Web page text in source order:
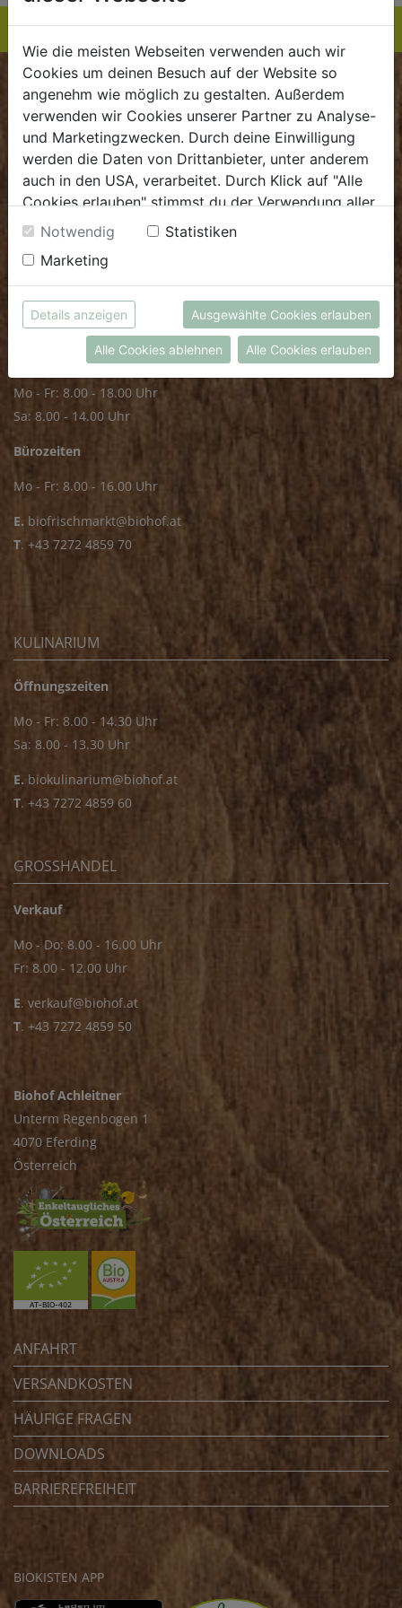
BIOKISTE
Kundenservice
Mo - Do: 8.00 - 16.00 Uhr
Fr: 8.00 - 15.00 Uhr
.dieBiokiste@biohof.at
.+43 7272 2597
FRISCHMARKT
Öffnungszeiten
Mo - Fr: 8.00 - 18.00 Uhr
Sa: 8.00 - 14.00 Uhr
Bürozeiten
Mo - Fr: 8.00 - 16.00 Uhr
E. biofrischmarkt@biohof.at
T. +43 7272 4859 70
KULINARIUM
Öffnungszeiten
Mo - Fr: 8.00 - 14.30 Uhr
Sa: 8.00 - 13.30 Uhr
E. biokulinarium@biohof.at
T. +43 7272 4859 60
GROSSHANDEL
Verkauf
Mo - Do: 8.00 - 16.00 Uhr
Fr: 8.00 - 12.00 Uhr
E. verkauf@biohof.at
T. +43 7272 4859 50
Biohof Achleitner
Unterm Regenbogen 1
4070 Eferding
Österreich
ANFAHRT
VERSANDKOSTEN
HÄUFIGE FRAGEN
DOWNLOADS
BARRIEREFREIHEIT
BIOKISTEN APP
Wie die meisten Webseiten verwenden auch wir
Cookies um deinen Besuch auf der Website so
angenehm wie möglich zu gestalten. Außerdem
verwenden wir Cookies unserer Partner zu Analyse-
und Marketingzwecken. Durch deine Einwilligung
werden die Daten von Drittanbieter, unter anderem
auch in den USA, verarbeitet. Durch Klick auf "Alle
Cookies erlauben" stimmst du der Verwendung aller
Cookies zu. Unter "Details anzeigen" findest du alle
Infos zu den unterschiedlichen Cookies, du kannst
auch entscheiden, welche Cookies du erlauben
möchtest.
Weitere Informationen findest du in unserer
Datenschutzerklärung
bzw. imImpressum
Notwendig
Statistiken
Marketing
Details anzeigen Ausgewählte Cookies erlauben
Alle Cookies ablehnen Alle Cookies erlauben